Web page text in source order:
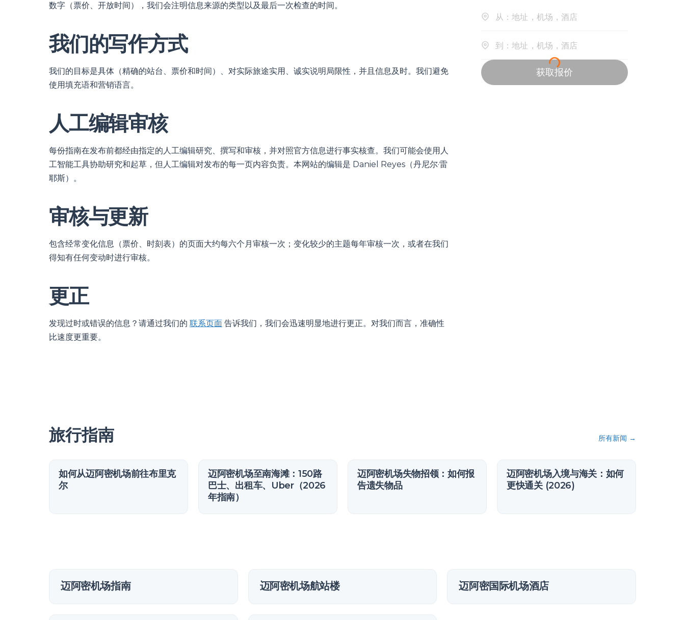
数字（票价、开放时间），我们会注明信息来源的类型以及最后一次检查的时间。
我们的写作方式
我们的目标是具体（精确的站台、票价和时间）、对实际旅途实用、诚实说明局限性，并且信息及时。我们避免
使用填充语和营销语言。
人工编辑审核
每份指南在发布前都经由指定的人工编辑研究、撰写和审核，并对照官方信息进行事实核查。我们可能会使用人
工智能工具协助研究和起草，但人工编辑对发布的每一页内容负责。本网站的编辑是 Daniel Reyes（丹尼尔·雷
耶斯）。
审核与更新
包含经常变化信息（票价、时刻表）的页面大约每六个月审核一次；变化较少的主题每年审核一次，或者在我们
得知有任何变动时进行审核。
更正
发现过时或错误的信息？请通过我们的 联系页面 告诉我们，我们会迅速明显地进行更正。对我们而言，准确性
比速度更重要。
旅行指南 所有新闻 →
如何从迈阿密机场前往布里克
尔
迈阿密机场至南海滩：150路
巴士、出租车、Uber（2026
年指南）
迈阿密机场失物招领：如何报
告遗失物品
迈阿密机场入境与海关：如何
更快通关 (2026)
迈阿密机场指南 迈阿密机场航站楼 迈阿密国际机场酒店